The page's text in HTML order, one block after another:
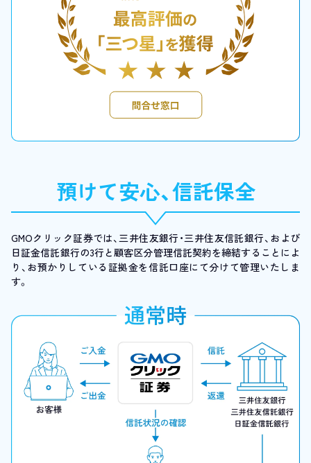
預けて安心、信託保全
GMOクリック証券では、三井住友銀行・三井住友信託銀行、および
日証金信託銀行の3行と顧客区分管理信託契約を締結することによ
り、お預かりしている証拠金を信託口座にて分けて管理いたしま
す。